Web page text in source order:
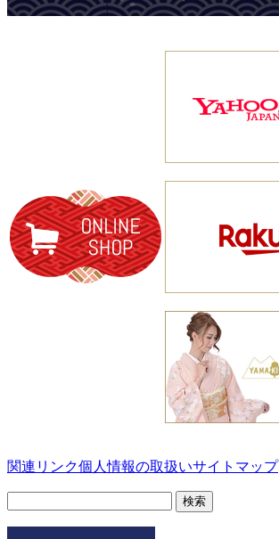
関連リンク個人情報の取扱いサイトマップ